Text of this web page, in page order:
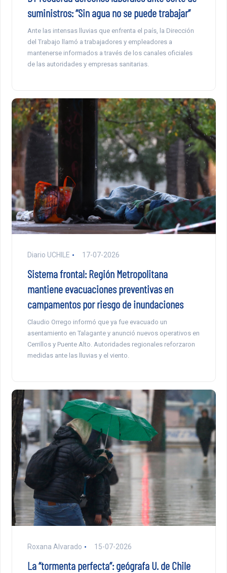
suministros: “Sin agua no se puede trabajar”
Ante las intensas lluvias que enfrenta el país, la Dirección
del Trabajo llamó a trabajadores y empleadores a
mantenerse informados a través de los canales oficiales
de las autoridades y empresas sanitarias.
Diario UCHILE 17-07-2026
Sistema frontal: Región Metropolitana
mantiene evacuaciones preventivas en
campamentos por riesgo de inundaciones
Claudio Orrego informó que ya fue evacuado un
asentamiento en Talagante y anunció nuevos operativos en
Cerrillos y Puente Alto. Autoridades regionales reforzaron
medidas ante las lluvias y el viento.
Roxana Alvarado 15-07-2026
La “tormenta perfecta”: geógrafa U. de Chile